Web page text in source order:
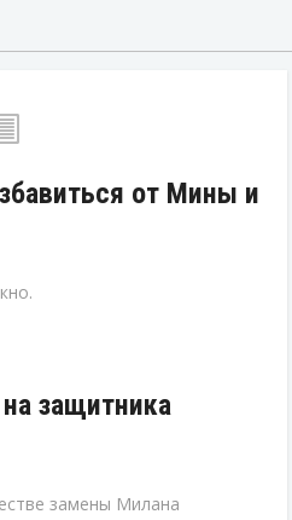
от Мины и
защитника
замены Милана